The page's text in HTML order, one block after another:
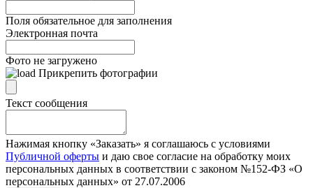
Поля обязательное для заполнения
Электронная почта
Фото не загружено
Прикрепить фотографии
Текст сообщения
Нажимая кнопку «Заказать» я соглашаюсь с условиями
Публичной оферты и даю свое согласие на обработку моих
персональных данных в соответствии с законом №152-ФЗ «О
персональных данных» от 27.07.2006